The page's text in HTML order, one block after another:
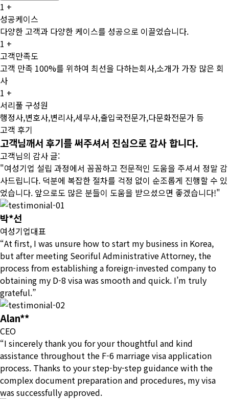
1 +
성공케이스
다양한 고객과 다양한 케이스를 성공으로 이끌었습니다.
1 +
고객만족도
고객 만족 100%를 위하여 최선을 다하는회사,소개가 가장 많은 회
사
1 +
서리풀 구성원
행정사,변호사,변리사,세무사,출입국전문가,다문화전문가 등
고객 후기
고객님깨서 후기를써주셔서 진심으로감사합니다.
고객님의 감사 글:
"여성기업 설립 과정에서 꼼꼼하고 전문적인 도움을 주셔서 정말 감
사드립니다. 덕분에 복잡한 절차를 걱정 없이 순조롭게 진행할 수 있
었습니다. 앞으로도 많은 분들이 도움을 받으셨으면 좋겠습니다!"
박*선
여성기업대표
“At first, I was unsure how to start my business in Korea,
but after meeting Seoriful Administrative Attorney, the
process from establishing a foreign-invested company to
obtaining my D-8 visa was smooth and quick. I’m truly
grateful.”
Alan**
CEO
“I sincerely thank you for your thoughtful and kind
assistance throughout the F-6 marriage visa application
process. Thanks to your step-by-step guidance with the
complex document preparation and procedures, my visa
was successfully approved.